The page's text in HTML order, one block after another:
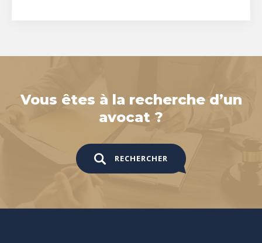
Vous êtes à la recherche d’un
avocat ?
RECHERCHER